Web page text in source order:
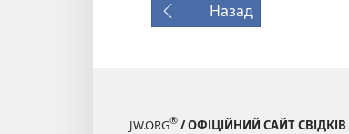
Назад
JW.ORG® / ОФІЦІЙНИЙ САЙТ